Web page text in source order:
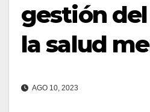
gestión
la salud
AGO 10, 2023